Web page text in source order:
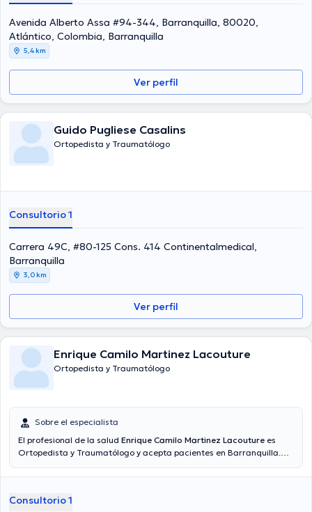
Avenida Alberto Assa #94-344, Barranquilla, 80020,
Atlántico, Colombia, Barranquilla
5,4 km
Ver perfil
Guido Pugliese Casalins
Ortopedista y Traumatólogo
Consultorio 1
Carrera 49C, #80-125 Cons. 414 Continentalmedical,
Barranquilla
3,0 km
Ver perfil
Enrique Camilo Martinez Lacouture
Ortopedista y Traumatólogo
Sobre el especialista
El profesional de la salud Enrique Camilo Martinez Lacouture es
Ortopedista y Traumatólogo y acepta pacientes en Barranquilla.
amplios conocimientos en su área de especialidad. El profesional de
experiencia. Así mismo, él se ha desempeñado como miembro de
Consultorio 1